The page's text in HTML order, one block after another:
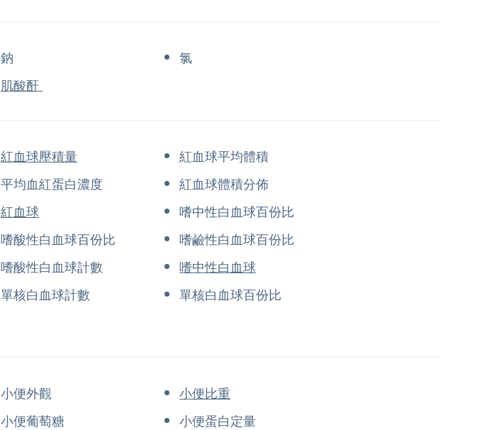
鈉
氯
肌酸酐
紅血球壓積量
紅血球平均體積
平均血紅蛋白濃度
紅血球體積分佈
紅血球
嗜中性白血球百份比
嗜酸性白血球百份比
嗜鹼性白血球百份比
嗜酸性白血球計數
嗜中性白血球
單核白血球計數
單核白血球百份比
小便外觀
小便比重
小便葡萄糖
小便蛋白定量